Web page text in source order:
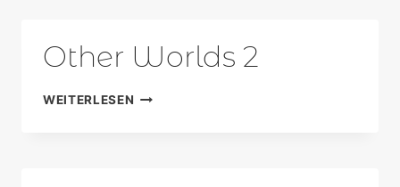
Other Worlds 2
WEITERLESEN OTHER